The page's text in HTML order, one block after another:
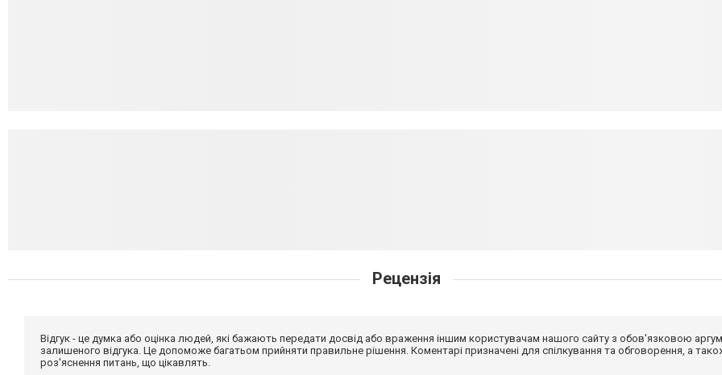
Рецензія
Відгук - це думка або оцінка людей, які бажають передати досвід або враження іншим користувачам нашого сайту з обов'язковою
залишеного відгука. Це допоможе багатьом прийняти правильне рішення. Коментарі призначені для спілкування та обговорення, а
роз'яснення питань, що цікавлять.